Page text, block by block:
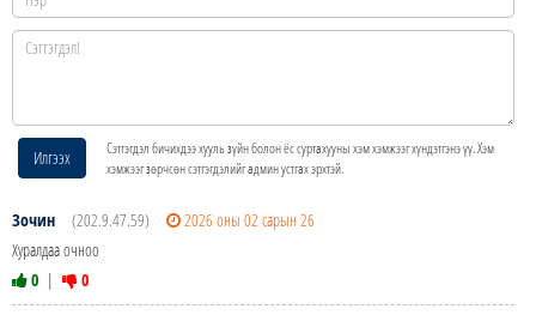
Илгээх
Сэтгэгдэл бичихдээ хууль зүйн болон ёс суртахууны хэм хэмжээг хүндэтгэнэ үү. Хэм
хэмжээг зөрчсөн сэтгэгдэлийг админ устгах эрхтэй.
Зочин (202.9.47.59)
2026 оны 02 сарын 26
Хуралдаа очноо
0 | 0